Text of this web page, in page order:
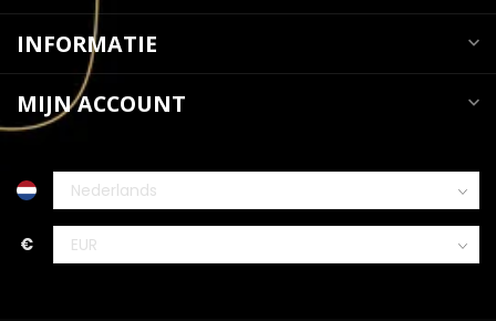
INFORMATIE
MIJN ACCOUNT
€